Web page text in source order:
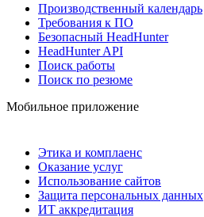
Производственный календарь
Требования к ПО
Безопасный HeadHunter
HeadHunter API
Поиск работы
Поиск по резюме
Мобильное приложение
Этика и комплаенс
Оказание услуг
Использование сайтов
Защита персональных данных
ИТ аккредитация